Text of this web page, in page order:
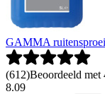
GAMMA
(612)Beoordeeld met
8.09